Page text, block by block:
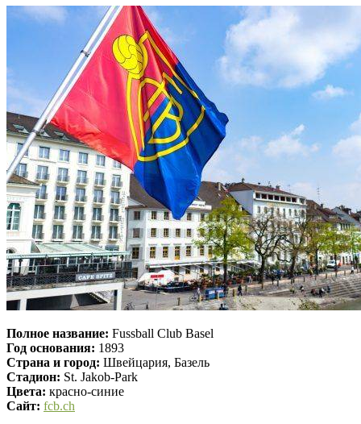
Полное название: Fussball Club Basel
Год основания: 1893
Страна и город: Швейцария, Базель
Стадион: St. Jakob-Park
Цвета: красно-синие
Сайт: fcb.ch